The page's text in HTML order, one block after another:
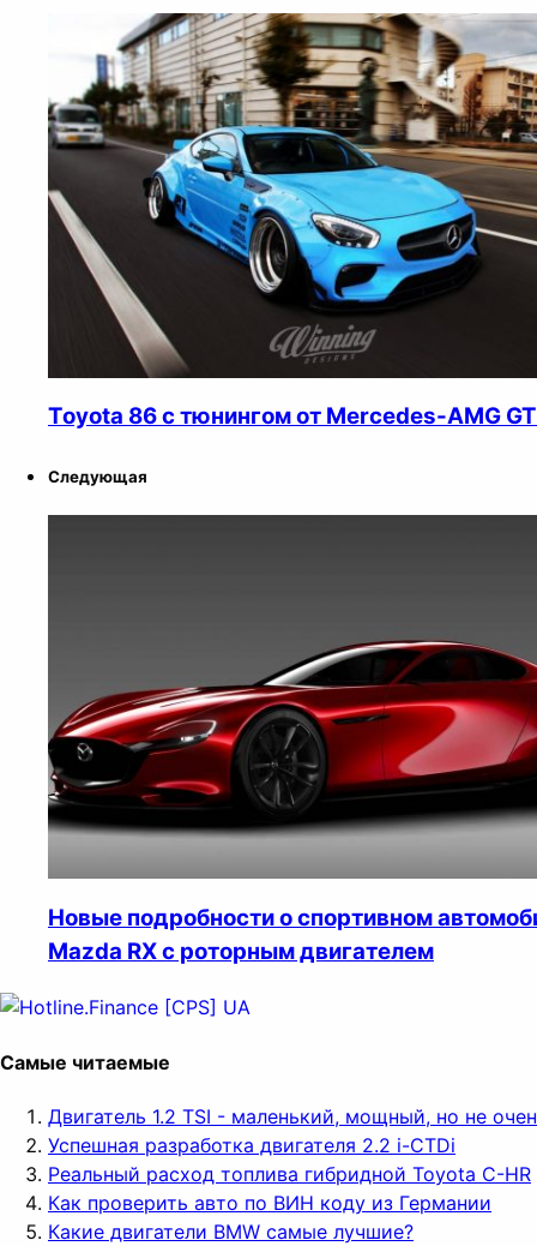
Toyota 86 с тюнингом от Mercedes-AMG
Следующая
Новые подробности о спортивном
Mazda RX c роторным двигателем
Самые читаемые
Двигатель 1.2 TSI - маленький, мощный, но не
Успешная разработка двигателя 2.2 i-CTDi
Реальный расход топлива гибридной Toyota C-HR
Как проверить авто по ВИН коду из Германии
Какие двигатели BMW самые лучшие?